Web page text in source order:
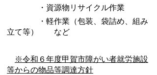
・資源物リサイクル作業
・軽作業（包装、袋詰め、組み
立て等） など
※令和６年度甲賀市障がい者就労施設
等からの物品等調達方針